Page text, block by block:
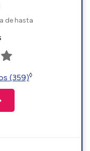
de hasta
(359)◊